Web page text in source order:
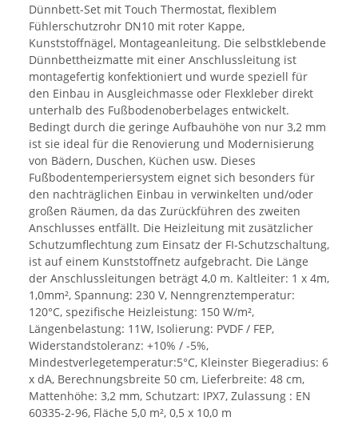
Dünnbett-Set mit Touch Thermostat, flexiblem
Fühlerschutzrohr DN10 mit roter Kappe,
Kunststoffnägel, Montageanleitung. Die selbstklebende
Dünnbettheizmatte mit einer Anschlussleitung ist
montagefertig konfektioniert und wurde speziell für
den Einbau in Ausgleichmasse oder Flexkleber direkt
unterhalb des Fußbodenoberbelages entwickelt.
Bedingt durch die geringe Aufbauhöhe von nur 3,2 mm
ist sie ideal für die Renovierung und Modernisierung
von Bädern, Duschen, Küchen usw. Dieses
Fußbodentemperiersystem eignet sich besonders für
den nachträglichen Einbau in verwinkelten und/oder
großen Räumen, da das Zurückführen des zweiten
Anschlusses entfällt. Die Heizleitung mit zusätzlicher
Schutzumflechtung zum Einsatz der FI-Schutzschaltung,
ist auf einem Kunststoffnetz aufgebracht. Die Länge
der Anschlussleitungen beträgt 4,0 m. Kaltleiter: 1 x 4m,
1,0mm², Spannung: 230 V, Nenngrenztemperatur:
120°C, spezifische Heizleistung: 150 W/m²,
Längenbelastung: 11W, Isolierung: PVDF / FEP,
Widerstandstoleranz: +10% / -5%,
Mindestverlegetemperatur:5°C, Kleinster Biegeradius: 6
x dA, Berechnungsbreite 50 cm, Lieferbreite: 48 cm,
Mattenhöhe: 3,2 mm, Schutzart: IPX7, Zulassung : EN
60335-2-96, Fläche 5,0 m², 0,5 x 10,0 m